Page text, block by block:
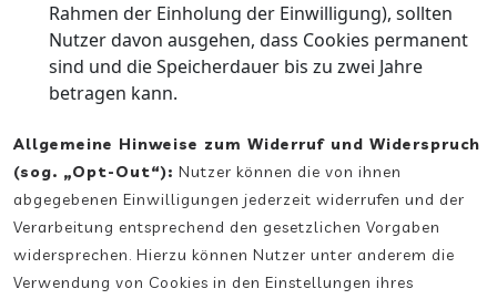
Rahmen der Einholung der Einwilligung), sollten
Nutzer davon ausgehen, dass Cookies permanent
sind und die Speicherdauer bis zu zwei Jahre
betragen kann.
Allgemeine Hinweise zum Widerruf und Widerspruch
(sog. „Opt-Out“): Nutzer können die von ihnen
abgegebenen Einwilligungen jederzeit widerrufen und der
Verarbeitung entsprechend den gesetzlichen Vorgaben
widersprechen. Hierzu können Nutzer unter anderem die
Verwendung von Cookies in den Einstellungen ihres